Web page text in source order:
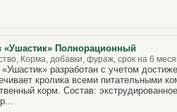
«Ушастик» Полнорационный
Корма, добавки, фураж, срок на 6
разработан с учетом
кролика всеми питательными
корм. Состав: